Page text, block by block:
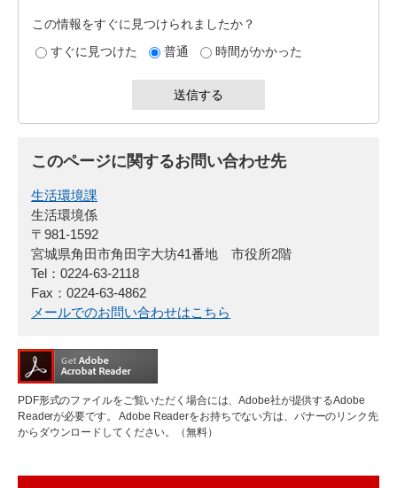
この情報をすぐに見つけられましたか？
すぐに見つけた
普通 時間がかかった
このページに関するお問い合わせ先
生活環境課
生活環境係
〒981-1592
宮城県角田市角田字大坊41番地 市役所2階
Tel：0224-63-2118
Fax：0224-63-4862
メールでのお問い合わせはこちら
PDF形式のファイルをご覧いただく場合には、Adobe社が提供するAdobe
Readerが必要です。
Adobe Readerをお持ちでない方は、バナーのリンク先
からダウンロードしてください。（無料）